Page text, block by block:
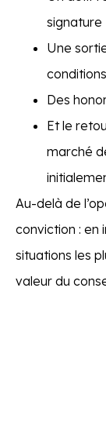
signature
Une
Des
Et le
marché
Au-delà de
conviction : en
situations les
valeur du